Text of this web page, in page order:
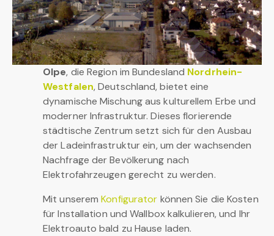
Olpe, die Region im Bundesland Nordrhein-
Westfalen, Deutschland, bietet eine
dynamische Mischung aus kulturellem Erbe und
moderner Infrastruktur. Dieses florierende
städtische Zentrum setzt sich für den Ausbau
der Ladeinfrastruktur ein, um der wachsenden
Nachfrage der Bevölkerung nach
Elektrofahrzeugen gerecht zu werden.
Mit unseremKonfigurator können Sie die Kosten
für Installation und Wallbox kalkulieren, und Ihr
Elektroauto bald zu Hause laden.